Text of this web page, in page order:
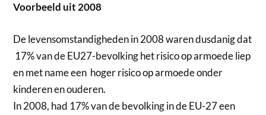
Voorbeeld uit 2008
De levensomstandigheden in 2008 waren dusdanig dat
17% van de EU27-bevolking het risico op armoede liep
en met name een hoger risico op armoede onder
kinderen en ouderen.
In 2008, had 17% van de bevolking in de EU-27 een